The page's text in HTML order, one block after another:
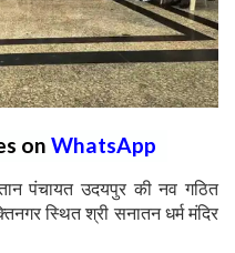
on WhatsApp
पंचायत उदयपुर की नव गठित
स्थित श्री सनातन धर्म मंदिर